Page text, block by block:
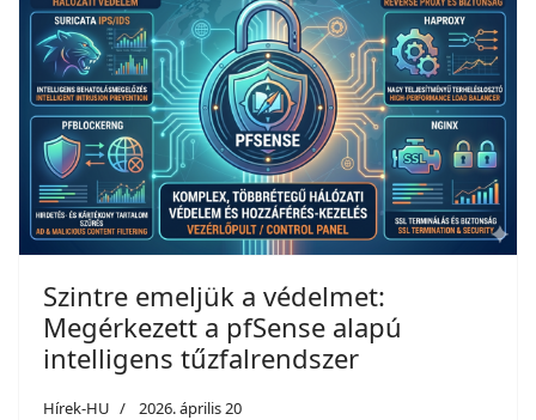
Szintre emeljük a védelmet:
Megérkezett a pfSense alapú
intelligens tűzfalrendszer
Hírek-HU 2026. április 20